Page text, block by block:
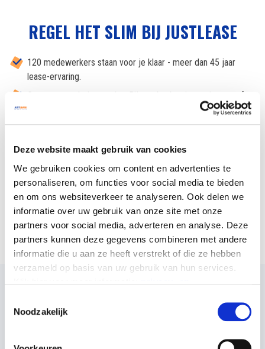
Deze website maakt gebruik van cookies
We gebruiken cookies om content en advertenties te
personaliseren, om functies voor social media te bieden
en om ons websiteverkeer te analyseren. Ook delen we
informatie over uw gebruik van onze site met onze
partners voor social media, adverteren en analyse. Deze
partners kunnen deze gegevens combineren met andere
informatie die u aan ze heeft verstrekt of die ze hebben
verzameld op basis van uw gebruik van hun services.
die uw gegevens
Noodzakelijk
REGEL HET SLIM BIJ JUSTLEASE
120 medewerkers staan voor je klaar - meer dan 45 jaar
lease-ervaring.
Contract annuleringsoptie - Bij ontslag kun je van je auto af.
Persoonlijk dashboard en mobiele App - Altijd inzicht in je
kilometerbundel.
Justlease is onderdeel van Arval.
Haal- en brengservice bij onderhoud - Wij halen je auto op,
voeren het onderhoud uit en leveren deze weer bij je af.
Justlease is aangesloten bij het Keurmerk Private Lease - hét
kwaliteitskeurmerk om een betrouwbaar Private
Leasecontract af te sluiten.
DE BELANGRIJKSTE VOORDELEN EN
NADELEN NOG EVEN OP EEN RIJ